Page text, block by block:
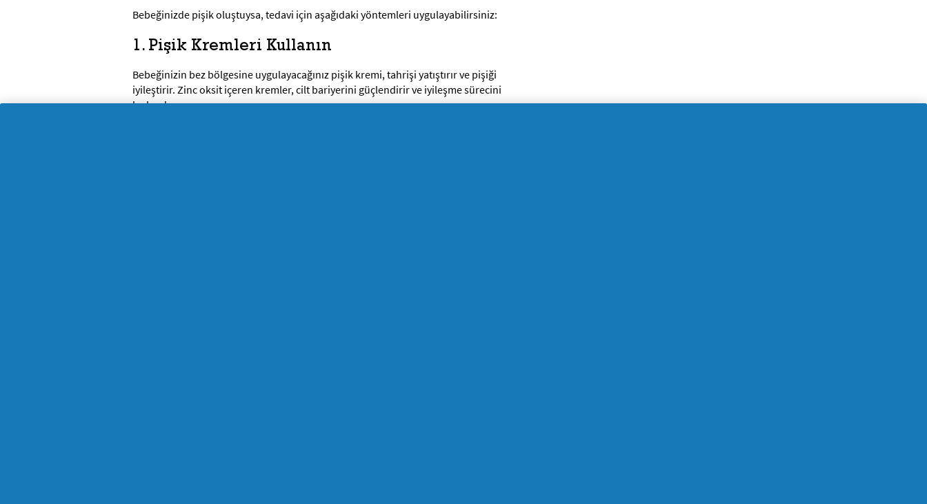
Bebeğinizde pişik oluştuysa, tedavi için aşağıdaki yöntemleri uygulayabilirsiniz:
1. Pişik Kremleri Kullanın
Bebeğinizin bez bölgesine uygulayacağınız pişik kremi, tahrişi yatıştırır ve pişiği
iyileştirir. Zinc oksit içeren kremler, cilt bariyerini güçlendirir ve iyileşme sürecini
hızlandırır.